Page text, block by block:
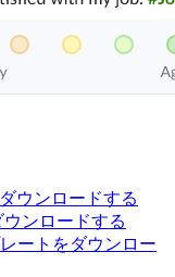
ウンロードする
ンロードする
ートをダウンロー